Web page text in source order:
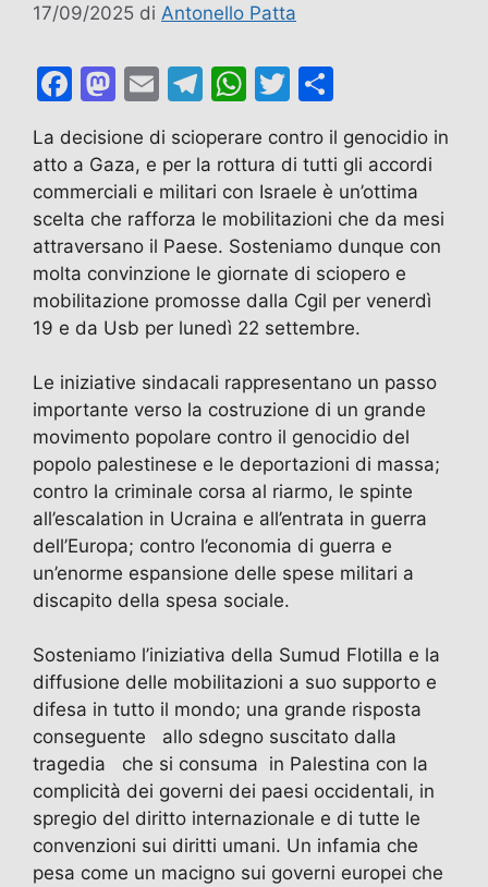
17/09/2025 di Antonello Patta
F
c
e
b
o
o
k
M
st
o
d
o
n
E
m
ai
l
T
e
gr
a
m
W
at
s
A
p
p
T
itt
er
o
n
di
vi
di
La decisione di scioperare contro il genocidio in
atto a Gaza, e per la rottura di tutti gli accordi
commerciali e militari con Israele è un’ottima
scelta che rafforza le mobilitazioni che da mesi
attraversano il Paese. Sosteniamo dunque con
molta convinzione le giornate di sciopero e
mobilitazione promosse dalla Cgil per venerdì
19 e da Usb per lunedì 22 settembre.
Le iniziative sindacali rappresentano un passo
importante verso la costruzione di un grande
movimento popolare contro il genocidio del
popolo palestinese e le deportazioni di massa;
contro la criminale corsa al riarmo, le spinte
all’escalation in Ucraina e all’entrata in guerra
dell’Europa; contro l’economia di guerra e
un’enorme espansione delle spese militari a
discapito della spesa sociale.
Sosteniamo l’iniziativa della Sumud Flotilla e la
diffusione delle mobilitazioni a suo supporto e
difesa in tutto il mondo; una grande risposta
conseguente allo sdegno suscitato dalla
tragedia che si consuma in Palestina con la
complicità dei governi dei paesi occidentali, in
spregio del diritto internazionale e di tutte le
convenzioni sui diritti umani. Un infamia che
pesa come un macigno sui governi europei che